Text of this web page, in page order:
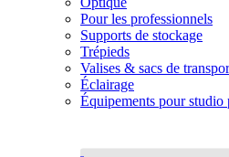
Pour les professionnels
Supports de stockage
Trépieds
Valises & sacs de
Éclairage
Équipements pour studio